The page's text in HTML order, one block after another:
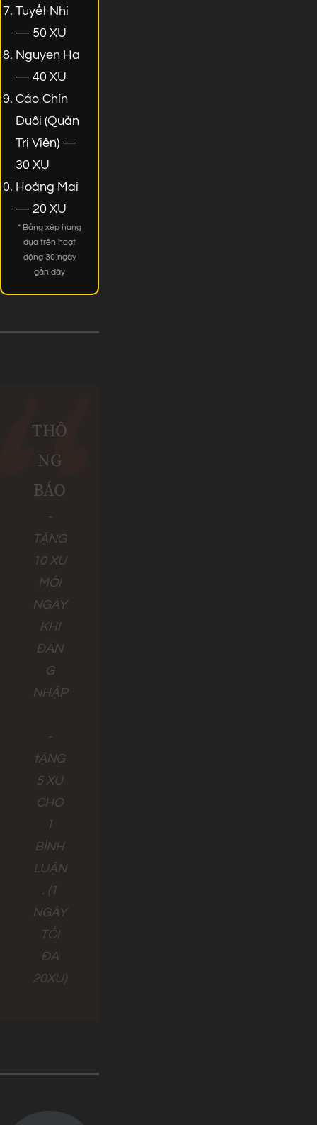
Tuyết Nhi
— 50 XU
Nguyen Ha
— 40 XU
Cáo Chín
Đuôi (Quản
Trị Viên) —
30 XU
Hoàng Mai
— 20 XU
* Bảng xếp hạng
dựa trên hoạt
động 30 ngày
gần đây
THÔ
NG
BÁO
-
TẶNG
10 XU
MỖI
NGÀY
KHI
ĐĂN
G
NHẬP
-
tẶNG
5 XU
CHO
1
BÌNH
LUẬN
. (1
NGÀY
TỐI
ĐA
20XU)